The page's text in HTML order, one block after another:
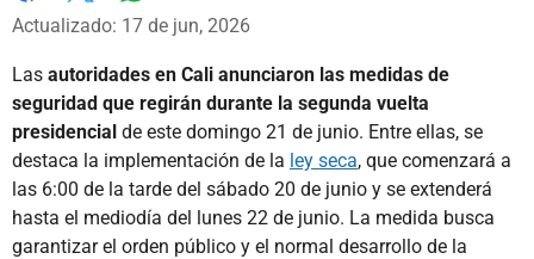
Facebook
X
Actualizado: 17 de jun, 2026
Las autoridades en Cali anunciaron las medidas de
seguridad que regirán durante la segunda vuelta
presidencial de este domingo 21 de junio. Entre ellas, se
destaca la implementación de la ley seca, que comenzará a
las 6:00 de la tarde del sábado 20 de junio y se extenderá
hasta el mediodía del lunes 22 de junio. La medida busca
garantizar el orden público y el normal desarrollo de la